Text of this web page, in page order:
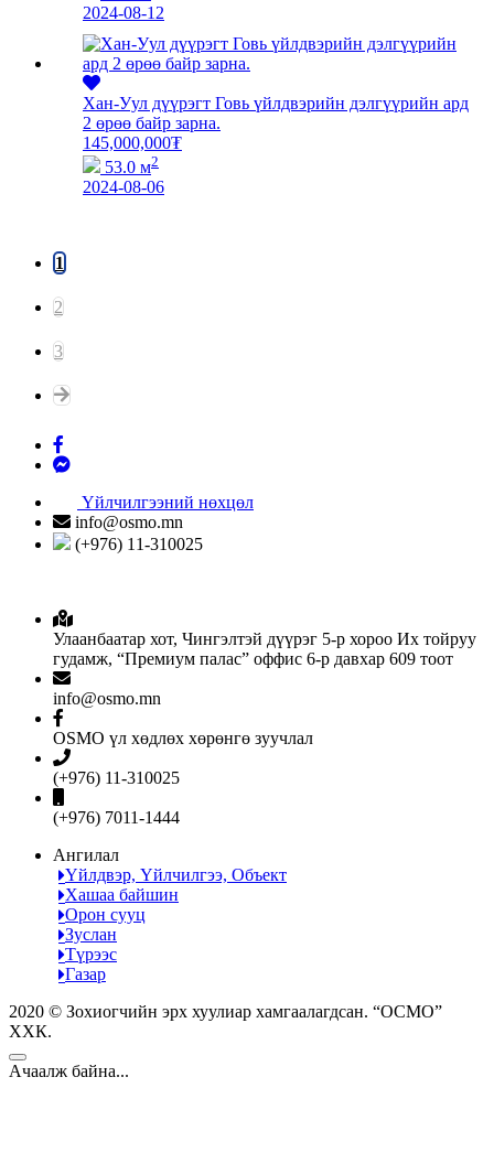
2024-08-12
Хан-Уул дүүрэгт Говь үйлдвэрийн дэлгүүрийн ард
2 өрөө байр зарна.
145,000,000₮
53.0 м2
2024-08-06
1
2
3
Үйлчилгээний нөхцөл
info@osmo.mn
(+976) 11-310025
Улаанбаатар хот, Чингэлтэй дүүрэг 5-р хороо Их тойруу
гудамж, “Премиум палас” оффис 6-р давхар 609 тоот
info@osmo.mn
OSMO үл хөдлөх хөрөнгө зуучлал
(+976) 11-310025
(+976) 7011-1444
Ангилал
Үйлдвэр, Үйлчилгээ, Объект
Хашаа байшин
Орон сууц
Зуслан
Түрээс
Газар
2020 © Зохиогчийн эрх хуулиар хамгаалагдсан. “ОСМО”
ХХК.
Ачаалж байна...